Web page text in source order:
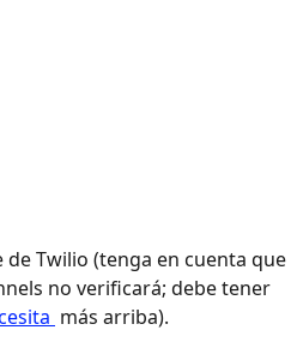
Twilio (tenga en cuenta que
no verificará; debe tener
más arriba).